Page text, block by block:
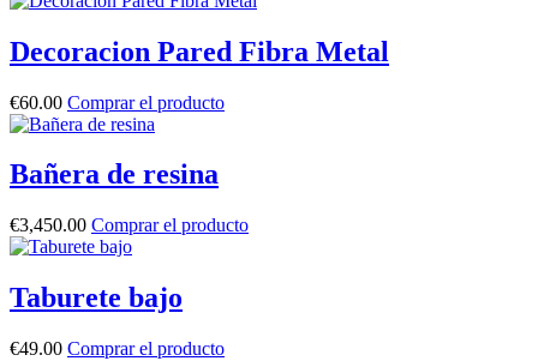
Decoracion Pared Fibra Metal
€60.00 Comprar el producto
Bañera de resina
€3,450.00 Comprar el producto
Taburete bajo
€49.00 Comprar el producto